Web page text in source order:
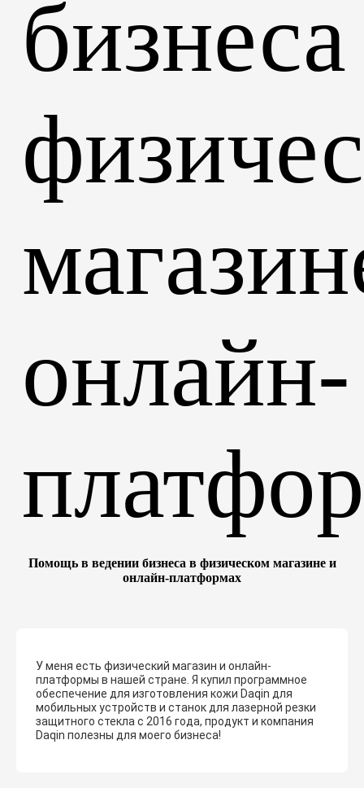
Помощь в ведении бизнеса в физическом магазине и
онлайн-платформах
У меня есть физический магазин и онлайн-
платформы в нашей стране. Я купил программное
обеспечение для изготовления кожи Daqin для
мобильных устройств и станок для лазерной резки
защитного стекла с 2016 года, продукт и компания
Daqin полезны для моего бизнеса!